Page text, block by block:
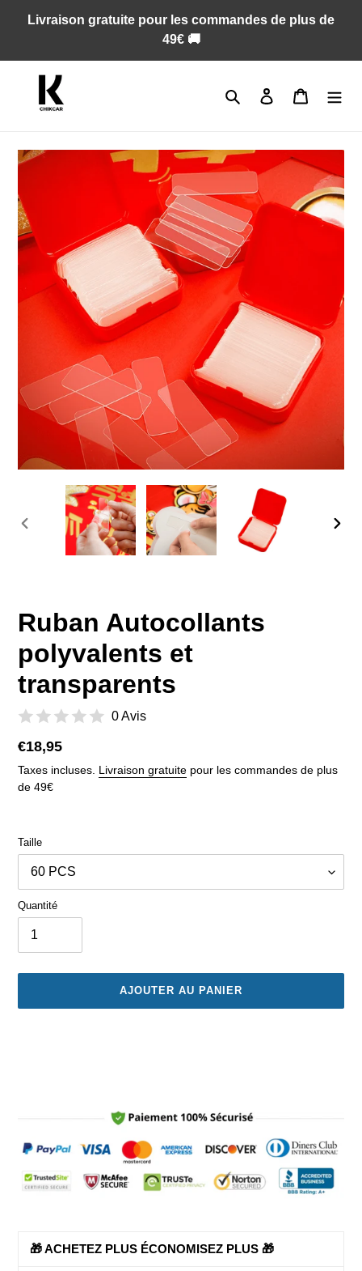
Livraison gratuite pour les commandes de plus de
49€ 🚚
RechercherSe connecter
Panier
DIAPOSITIVE
PRÉCÉDENTE
Ruban Autocollants
polyvalents et
transparents
0 Avis
Prix
normal
€18,95
Taxes incluses. Livraison gratuite pour les commandes de plus
de 49€
Taille
Quantité
AJOUTER AU PANIER
🎁 ACHETEZ PLUS ÉCONOMISEZ PLUS 🎁